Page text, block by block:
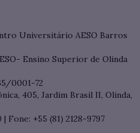
Universitário AESO Barros
Ensino Superior de Olinda
0001-72
405, Jardim Brasil II, Olinda,
Fone: +55 (81) 2128-9797